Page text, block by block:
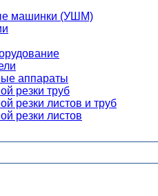
машинки (УШМ)
аппараты
резки труб
резки листов и труб
резки листов